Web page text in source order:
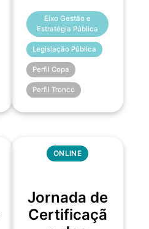
Eixo Gestão e
Estratégia Pública
Legislação Pública
Perfil Copa
Perfil Tronco
ONLINE
Jornada de
Certificaçã